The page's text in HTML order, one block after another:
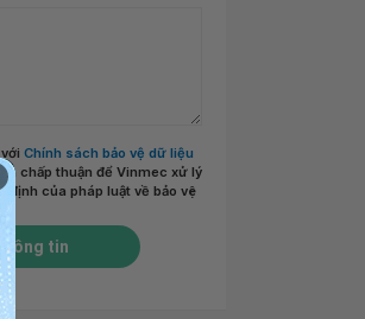
Chính sách bảo vệ dữ liệu
chấp thuận để Vinmec xử lý
định của pháp luật về bảo vệ
tin